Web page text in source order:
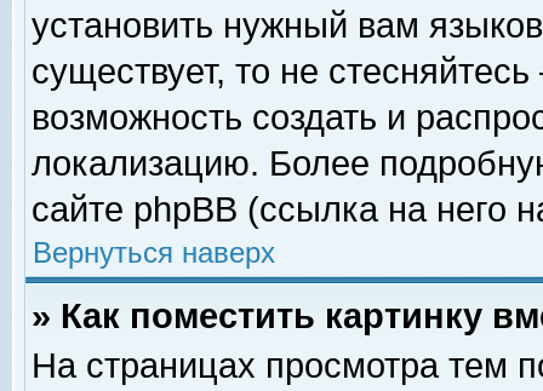
установить нужный вам
существует, то не
возможность создать и
локализацию. Более
сайте phpBB (ссылка на него
Вернуться наверх
» Как поместить картинку
На страницах просмотра тем